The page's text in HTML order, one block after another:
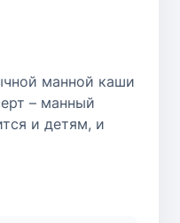
манной каши
– манный
и детям, и